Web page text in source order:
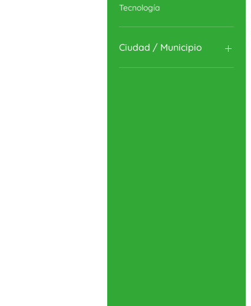
Tecnología
Ciudad / Municipio
Jamundí